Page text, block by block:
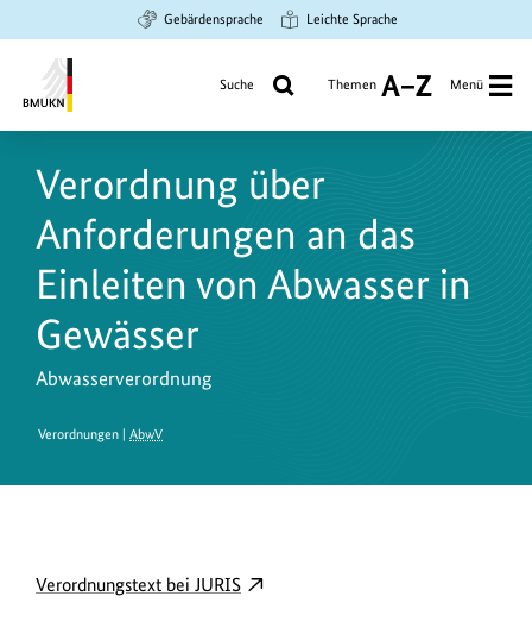
Hauptinhalt
springen
Suche
springen
Hauptnavigation
springen
Gebärdensprache Leichte Sprache
Umwelt,
Naturschutz
und
nukleare
Sicherheit
Suche Themen
A
Z
Menü
Verordnung über
Anforderungen an das
Einleiten von Abwasser in
Gewässer
Abwasserverordnung
Verordnungen |AbwV
D
Verordnungstext bei JURISexterner